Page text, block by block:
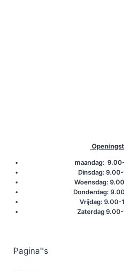
maandag:
Dinsdag:
Woensdag:
Donderdag:
Vrijdag: 9.00-
Zaterdag
Pagina''s